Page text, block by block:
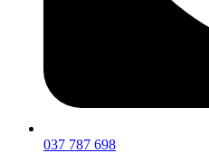
037 787 698